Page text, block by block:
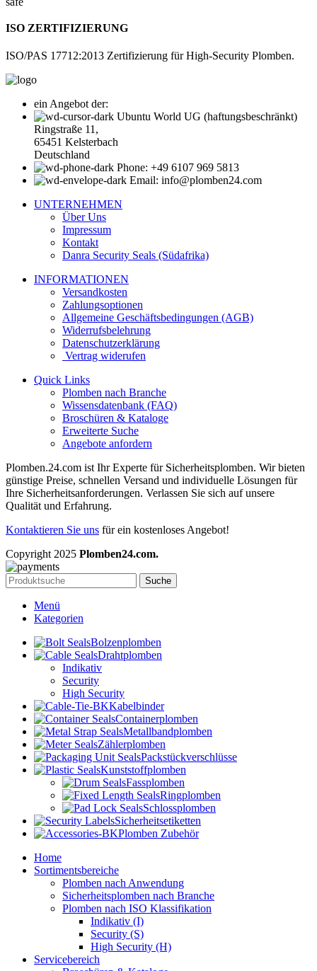
ISO ZERTIFIZIERUNG
ISO/PAS 17712:2013 Zertifizierung für High-Security Plomben.
ein Angebot der:
Ubuntu World UG (haftungsbeschränkt)
Ringstraße 11,
65451 Kelsterbach
Deutschland
Phone: +49 6107 969 5813
Email: info@plomben24.com
UNTERNEHMEN
Über Uns
Impressum
Kontakt
Danra Security Seals (Südafrika)
INFORMATIONEN
Versandkosten
Zahlungsoptionen
Allgemeine Geschäftsbedingungen (AGB)
Widerrufsbelehrung
Datenschutzerklärung
Vertrag widerufen
Quick Links
Plomben nach Branche
Wissensdatenbank (FAQ)
Broschüren & Kataloge
Erweiterte Suche
Angebote anfordern
Plomben.24.com ist Ihr Experte für Sicherheitsplomben. Wir bieten
günstige Preise, schnellen Versand und individuelle Lösungen für
Ihre Sicherheitsanforderungen. Verlassen Sie sich auf unsere
Qualität und Erfahrung.
Kontaktieren Sie uns für ein kostenloses Angebot!
Copyright 2025 Plomben24.com.
Suche
Menü
Kategorien
Bolzenplomben
Drahtplomben
Indikativ
Security
High Security
Kabelbinder
Containerplomben
Metallbandplomben
Zählerplomben
Packstückverschlüsse
Kunststoffplomben
Fassplomben
Ringplomben
Schlossplomben
Sicherheitsetiketten
Plomben Zubehör
Home
Sortimentsbereiche
Plomben nach Anwendung
Sicherheitsplomben nach Branche
Plomben nach ISO Klassifikation
Indikativ (I)
Security (S)
High Security (H)
Servicebereich